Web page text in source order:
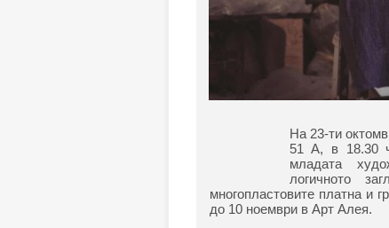
На 23-ти
51 А, в 18.30
младата
логичното
многопластовите платна и
до 10 ноември в Арт Алея.